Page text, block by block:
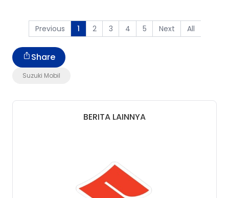
Previous 1 2 3 4 5 Next All
Suzuki Mobil
Share
BERITA LAINNYA